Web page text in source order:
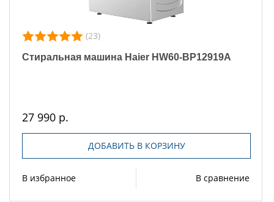
(23)
Стиральная машина Haier HW60-BP12919A
27 990 р.
ДОБАВИТЬ В КОРЗИНУ
В избранное В сравнение